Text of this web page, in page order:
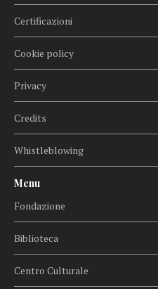
Certificazioni
Cookie policy
Privacy
Credits
Whistleblowing
Menu
Fondazione
Biblioteca
Centro Culturale